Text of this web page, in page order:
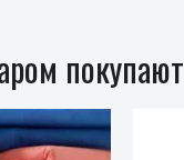
покупают